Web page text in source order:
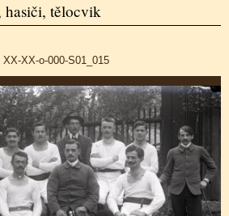
hasiči, tělocvik
XX-XX-o-000-S01_015